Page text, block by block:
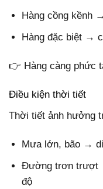
Hàng cồng kềnh
Hàng đặc biệt →
👉 Hàng càng phức
Điều kiện thời tiết
Thời tiết ảnh hưởng
Mưa lớn, bão →
Đường trơn trượt
độ